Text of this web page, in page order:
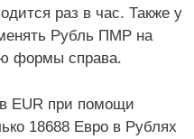
раз в час. Также у
Рубль ПМР на
формы справа.
EUR при помощи
18688 Евро в Рублях